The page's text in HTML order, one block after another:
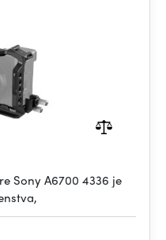
Sony A6700 4336 je